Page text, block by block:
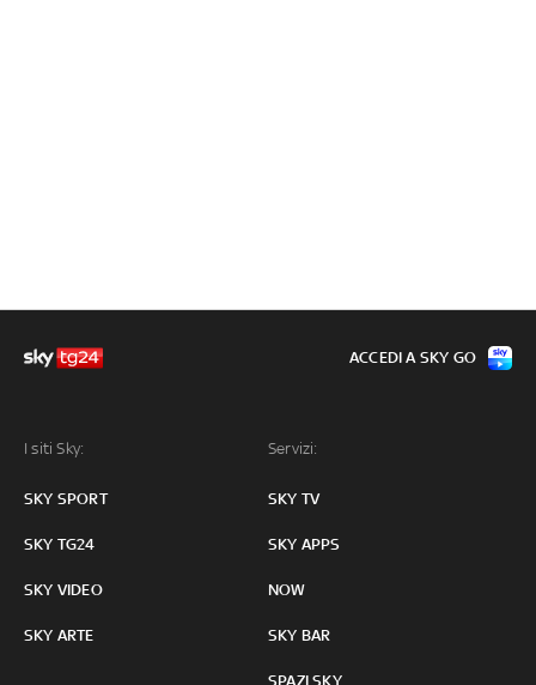
I siti Sky:
SKY SPORT
SKY TG24
SKY VIDEO
SKY ARTE
Servizi:
SKY TV
SKY APPS
NOW
SKY BAR
SPAZI SKY
ACCEDI A SKY GO